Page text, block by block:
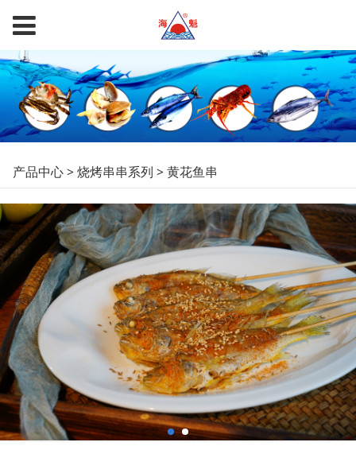
黄花鱼串
产品中心>烧烤串串系列 >黄花鱼串